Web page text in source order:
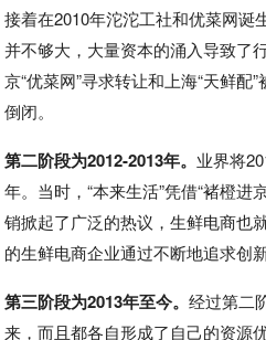
接着在2010年沱沱工社和优菜网诞
并不够大，大量资本的涌入导致了
京“优菜网”寻求转让和上海“天鲜配
倒闭。
第二阶段为2012-2013年。 业界将
年。当时，“本来生活”凭借“褚橙进
销掀起了广泛的热议，生鲜电商也
的生鲜电商企业通过不断地追求创
第三阶段为2013年至今。经过第二
来，而且都各自形成了自己的资源